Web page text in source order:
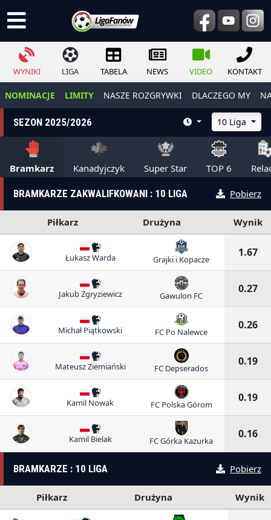
WYNIKI LIGA TABELA NEWS VIDEO KONTAKT
NOMINACJE LIMITY NASZE ROZGRYWKI DLACZEGO MY
SEZON 2025/2026 10 Liga
Bramkarz Kanadyjczyk Super Star TOP 6
BRAMKARZE ZAKWALIFKOWANI : 10 LIGA Pobierz
Piłkarz Drużyna Wynik
Łukasz Warda Grajki i Kopacze
1.67
Jakub Zgryziewicz Gawulon FC
0.27
Michał Piątkowski FC Po Nalewce
0.26
Mateusz Ziemiański FC Depserados
0.19
Kamil Nowak FC Polska Górom
0.19
Kamil Bielak FC Górka Kazurka
0.16
BRAMKARZE : 10 LIGA Pobierz
Piłkarz Drużyna Wynik